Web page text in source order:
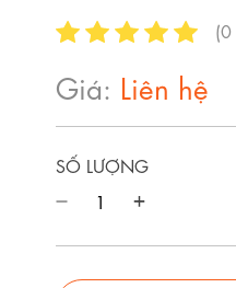
(0
Giá: Liên hệ
SỐ LƯỢNG